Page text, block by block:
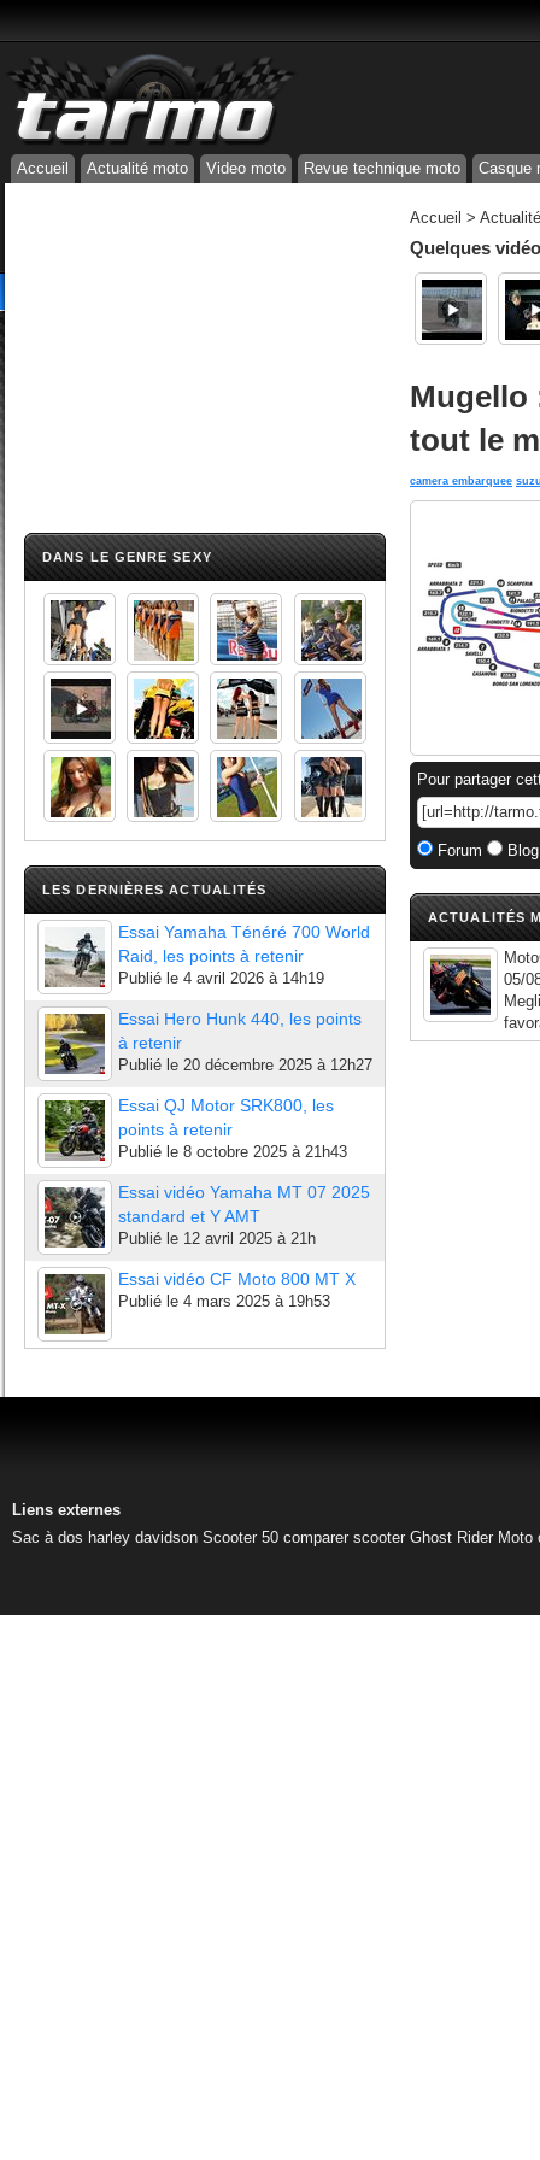
Accueil Actualité moto Video moto Revue technique moto Casque
DANS LE GENRE SEXY
LES DERNIÈRES ACTUALITÉS
Essai Yamaha Ténéré 700 World
Raid, les points à retenir
Publié le 4 avril 2026 à 14h19
Essai Hero Hunk 440, les points
à retenir
Publié le 20 décembre 2025 à 12h27
Essai QJ Motor SRK800, les
points à retenir
Publié le 8 octobre 2025 à 21h43
Essai vidéo Yamaha MT 07 2025
standard et Y AMT
Publié le 12 avril 2025 à 21h
Essai vidéo CF Moto 800 MT X
Publié le 4 mars 2025 à 19h53
Accueil >
Quelques
Mugello
tout le
camera embarquee
Pour partager
Forum
ACTUALITÉS
05/
Liens externes
Sac à dos harley davidson Scooter 50 comparer scooter Ghost Rider Moto